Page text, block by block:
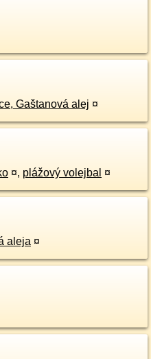
Gaštanová alej ¤
¤, plážový volejbal ¤
aleja ¤